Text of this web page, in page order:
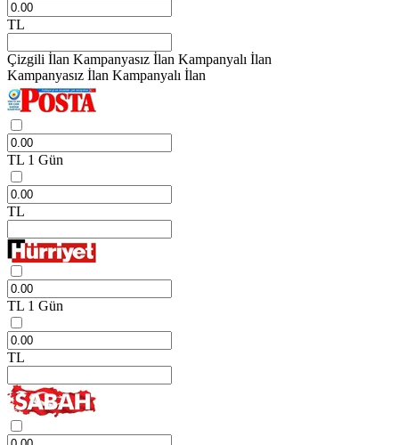
TL
Çizgili İlan Kampanyasız İlan Kampanyalı İlan
Kampanyasız İlan Kampanyalı İlan
TL 1 Gün
TL
TL 1 Gün
TL